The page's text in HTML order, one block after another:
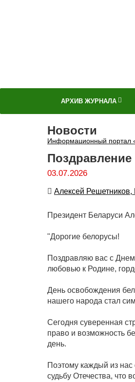
АРХИВ ЖУРНАЛА
Новости
Информационный портал
03.07.2026
Автор
Алексей Решетников,
Президент Беларуси
"Дорогие белорусы!
Поздравляю вас с
любовью к Родине,
День освобождения
нашего народа стал
Сегодня суверенная
право и возможность
день.
Поэтому каждый из нас
судьбу Отечества, что